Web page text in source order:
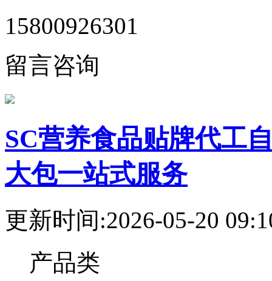
15800926301
留言咨询
SC营养食品贴牌代工
大包一站式服务
更新时间:2026-05-20
产品类